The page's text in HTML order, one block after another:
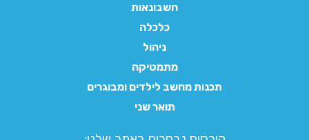
חשבונאות
כלכלה
ניהול
מתמטיקה
תכנות מחשב לילדים ומבוגרים
תואר שני